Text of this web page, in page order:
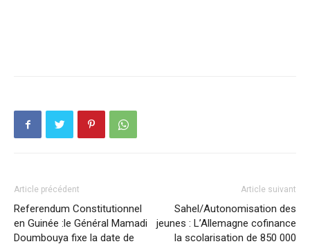
Article précédent
Referendum Constitutionnel
en Guinée :le Général Mamadi
Doumbouya fixe la date de
Article suivant
Sahel/Autonomisation des
jeunes : L’Allemagne cofinance
la scolarisation de 850 000